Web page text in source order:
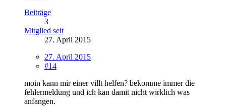
Beiträge
3
Mitglied seit
27. April 2015
27. April 2015
#14
moin kann mir einer villt helfen? bekomme immer die
fehlermeldung und ich kan damit nicht wirklich was
anfangen.